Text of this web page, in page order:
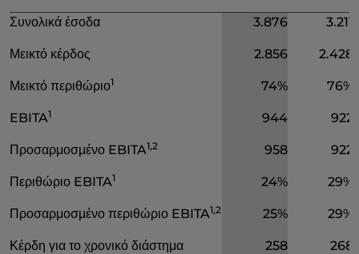
Συνολικά έσοδα 3.876 3.211
Μεικτό κέρδος 2.856 2.428
Μεικτό περιθώριο1 74% 76%
EBITA1 944 922
Προσαρμοσμένο EBITA1,2 958 922
Περιθώριο EBITA1 24% 29%
Προσαρμοσμένο περιθώριο EBITA1,2 25% 29%
Κέρδη για το χρονικό διάστημα 258 268